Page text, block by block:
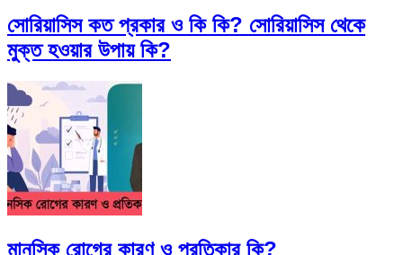
সোরিয়াসিস কত প্রকার ও কি কি? সোরিয়াসিস থেকে
মুক্ত হওয়ার উপায় কি?
মানসিক রোগের কারণ ও প্রতিকার কি?